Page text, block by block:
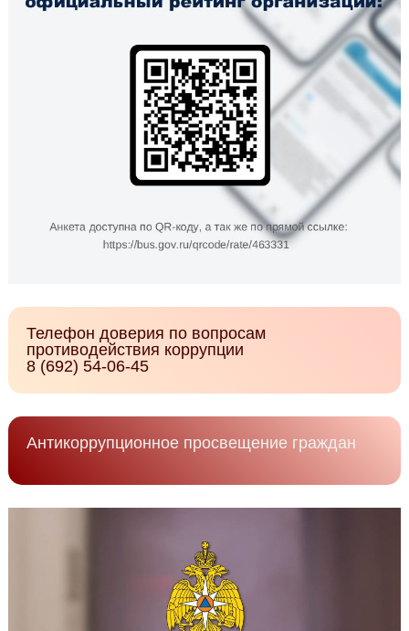
Телефон доверия по вопросам
противодействия коррупции
8 (692) 54-06-45
Антикоррупционное просвещение граждан